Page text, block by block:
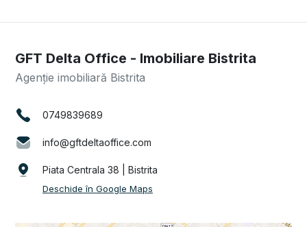
GFT Delta Office - Imobiliare Bistrita
Agenție imobiliară Bistrita
0749839689
info@gftdeltaoffice.com
Piata Centrala 38 | Bistrita
Deschide în Google Maps